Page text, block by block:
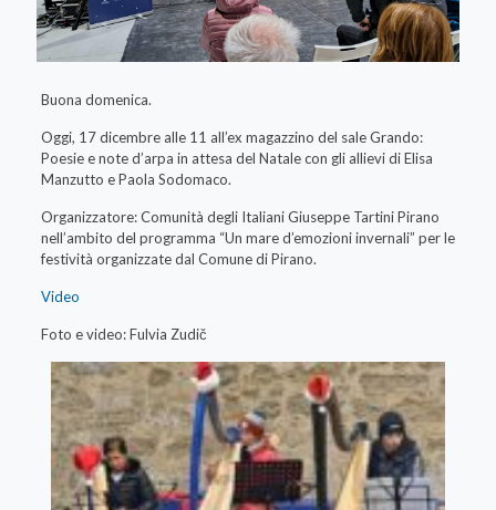
Buona domenica.
Oggi, 17 dicembre alle 11 all’ex magazzino del sale Grando:
Poesie e note d’arpa in attesa del Natale con gli allievi di Elisa
Manzutto e Paola Sodomaco.
Organizzatore: Comunità degli Italiani Giuseppe Tartini Pirano
nell’ambito del programma “Un mare d’emozioni invernali” per le
festività organizzate dal Comune di Pirano.
Video
Foto e video: Fulvia Zudič